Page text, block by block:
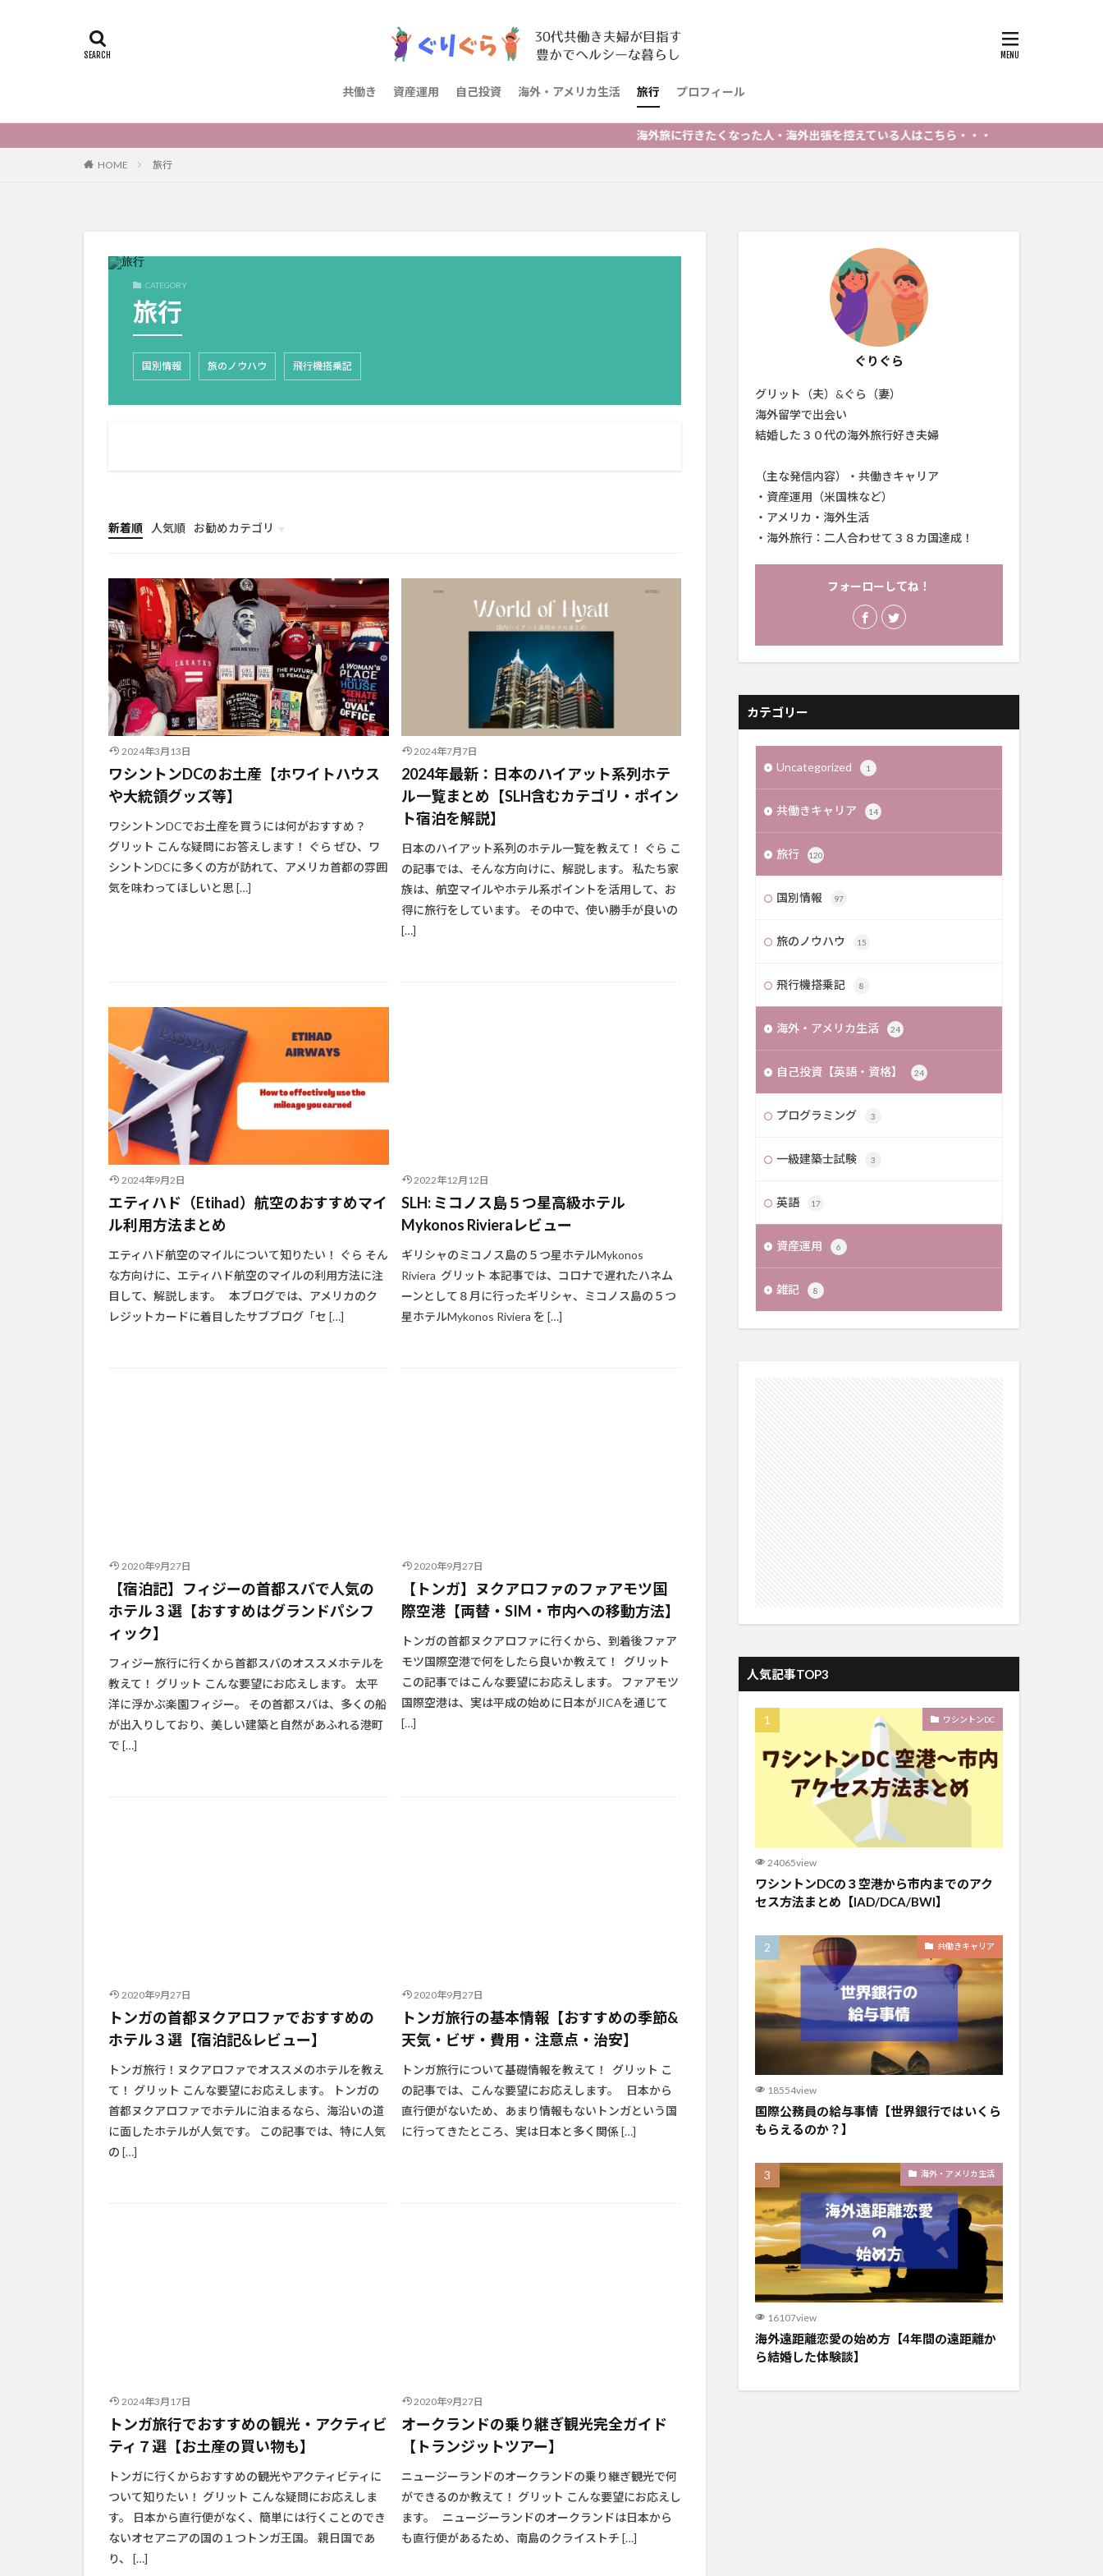
共働き 資産運用 自己投資 海外・アメリカ生活 旅行 プロフィール
海外旅に行きたくなった人・海外出張を控えている人はこちら・・・
HOME 旅行
CATEGORY
旅行
国別情報 旅のノウハウ 飛行機搭乗記
新着順 人気順
お勧めカテゴリ
共働きキャリア
ブログ
雑記
海外・アメリカ生活
旅行
2024年3月13日
ワシントンDCのお土産【ホワイトハウス
や大統領グッズ等】
ワシントンDCでお土産を買うには何がおすすめ？
グリット こんな疑問にお答えします！ ぐら ぜひ、ワ
シントンDCに多くの方が訪れて、アメリカ首都の雰囲
気を味わってほしいと思 […]
2024年7月7日
2024年最新：日本のハイアット系列ホテ
ル一覧まとめ【SLH含むカテゴリ・ポイン
ト宿泊を解説】
日本のハイアット系列のホテル一覧を教えて！ ぐら こ
の記事では、そんな方向けに、解説します。 私たち家
族は、航空マイルやホテル系ポイントを活用して、お
得に旅行をしています。 その中で、使い勝手が良いの
[…]
2024年9月2日
エティハド（Etihad）航空のおすすめマイ
ル利用方法まとめ
エティハド航空のマイルについて知りたい！ ぐら そん
な方向けに、エティハド航空のマイルの利用方法に注
目して、解説します。 本ブログでは、アメリカのク
レジットカードに着目したサブブログ「セ […]
2022年12月12日
SLH: ミコノス島５つ星高級ホテル
Mykonos Rivieraレビュー
ギリシャのミコノス島の５つ星ホテルMykonos
Riviera グリット 本記事では、コロナで遅れたハネム
ーンとして８月に行ったギリシャ、ミコノス島の５つ
星ホテルMykonos Riviera を […]
2020年9月27日
【宿泊記】フィジーの首都スバで人気の
ホテル３選【おすすめはグランドパシフ
ィック】
フィジー旅行に行くから首都スバのオススメホテルを
教えて！ グリット こんな要望にお応えします。 太平
洋に浮かぶ楽園フィジー。 その首都スバは、多くの船
が出入りしており、美しい建築と自然があふれる港町
で […]
2020年9月27日
【トンガ】ヌクアロファのファアモツ国
際空港【両替・SIM・市内への移動方法】
トンガの首都ヌクアロファに行くから、到着後ファア
モツ国際空港で何をしたら良いか教えて！ グリット
この記事ではこんな要望にお応えします。 ファアモツ
国際空港は、実は平成の始めに日本がJICAを通じて
[…]
2020年9月27日
トンガの首都ヌクアロファでおすすめの
ホテル３選【宿泊記&レビュー】
トンガ旅行！ヌクアロファでオススメのホテルを教え
て！ グリット こんな要望にお応えします。 トンガの
首都ヌクアロファでホテルに泊まるなら、海沿いの道
に面したホテルが人気です。 この記事では、特に人気
の […]
2020年9月27日
トンガ旅行の基本情報【おすすめの季節&
天気・ビザ・費用・注意点・治安】
トンガ旅行について基礎情報を教えて！ グリット こ
の記事では、こんな要望にお応えします。 日本から
直行便がないため、あまり情報もないトンガという国
に行ってきたところ、実は日本と多く関係 […]
2024年3月17日
トンガ旅行でおすすめの観光・アクティビ
ティ７選【お土産の買い物も】
トンガに行くからおすすめの観光やアクティビティに
ついて知りたい！ グリット こんな疑問にお応えしま
す。 日本から直行便がなく、簡単には行くことのでき
ないオセアニアの国の１つトンガ王国。 親日国であ
り、 […]
2020年9月27日
オークランドの乗り継ぎ観光完全ガイド
【トランジットツアー】
ニュージーランドのオークランドの乗り継ぎ観光で何
ができるのか教えて！ グリット こんな要望にお応えし
ます。 ニュージーランドのオークランドは日本から
も直行便があるため、南島のクライストチ […]
ぐりぐら
グリット（夫）&ぐら（妻）
海外留学で出会い
結婚した３０代の海外旅行好き夫婦
（主な発信内容）・共働きキャリア
・資産運用（米国株など）
・アメリカ・海外生活
・海外旅行：二人合わせて３８カ国達成！
フォーローしてね！
カテゴリー
Uncategorized 1
共働きキャリア 14
旅行 120
国別情報 97
旅のノウハウ 15
飛行機搭乗記 8
海外・アメリカ生活 24
自己投資【英語・資格】 24
プログラミング 3
一級建築士試験 3
英語 17
資産運用 6
雑記 8
人気記事TOP3
ワシントンDC
24065view
ワシントンDCの３空港から市内までのアク
セス方法まとめ【IAD/DCA/BWI】
共働きキャリア
18554view
国際公務員の給与事情【世界銀行ではいくら
もらえるのか？】
海外・アメリカ生活
16107view
海外遠距離恋愛の始め方【4年間の遠距離か
ら結婚した体験談】